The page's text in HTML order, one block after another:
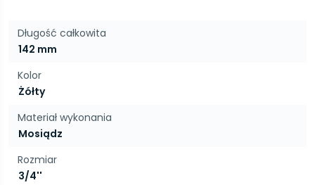
Długość całkowita
142 mm
Kolor
Żółty
Materiał wykonania
Mosiądz
Rozmiar
3/4''